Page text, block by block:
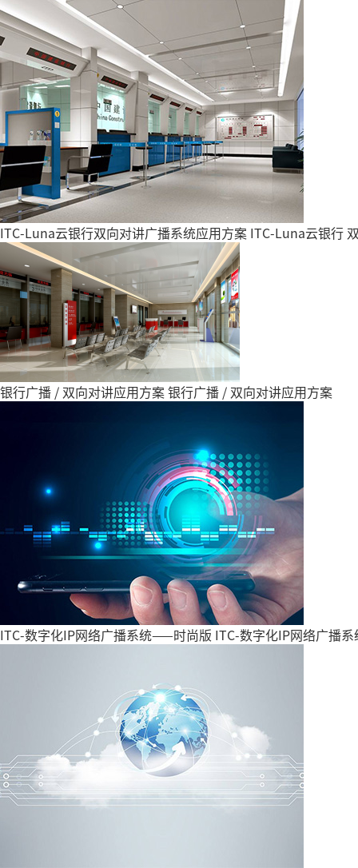
ITC-Luna云银行双向对讲广播系统应用方案 ITC-Luna云银行
银行广播 / 双向对讲应用方案银行广播 / 双向对讲应用方案
ITC-数字化IP网络广播系统——时尚版 ITC-数字化IP网络广播